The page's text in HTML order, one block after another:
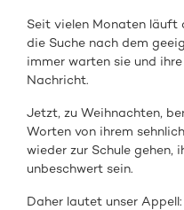
Seit vielen Monaten läuft
die Suche nach dem
immer warten sie und
Nachricht.
Jetzt, zu Weihnachten,
Worten von ihrem
wieder zur Schule gehen,
unbeschwert sein.
Daher lautet unser Appell: